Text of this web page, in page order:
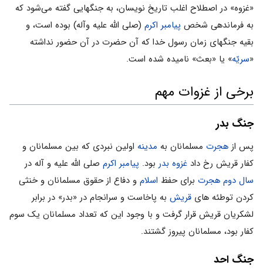
«غزوه» در اصطلاح اغلب تاریخ نویسان، به جنگهایی گفته می‌شود که
به فرماندهی شخص پیامبر اکرم (صلی الله علیه وآله) بوده است، و
بقیه جنگهای زمان رسول خدا که آن حضرت در آن حضور نداشته
«سریّه» یا «بعث» نامیده شده است.
برخی از غزوات مهم
جنگ بدر
پس از هجرت مسلمانان به مدینه اولین نبردی که بین مسلمانان و
کفار قریش رخ داد غزوه بدر بود. پیامبر اکرم صلی الله علیه و آله در
سال دوم هجرت برای حفظ اسلام و دفاع از حقوق مسلمانان و خنثی
کردن توطئه های قریش به پاخاست و سرانجام در «بدر» در برابر
لشکریان قریش قرار گرفت و با وجود این که تعداد مسلمانان یک سوم
کفار بود، مسلمانان پیروز گشتند.
جنگ احد